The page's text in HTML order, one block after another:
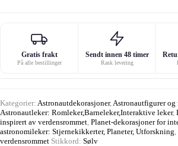
Gratis frakt
På alle bestillinger
Sendt innen 48 timer
Rask levering
Kategorier: Astronautdekorasjoner, Astronautfigurer og
Astronautleker: Romleker,Barneleker,Interaktive leker,
inspirert av verdensrommet Planet-dekorasjoner for
astronomileker: Stjernekikkerter, Planeter, Utforskning
verdensrommet Stikkord: Sølv